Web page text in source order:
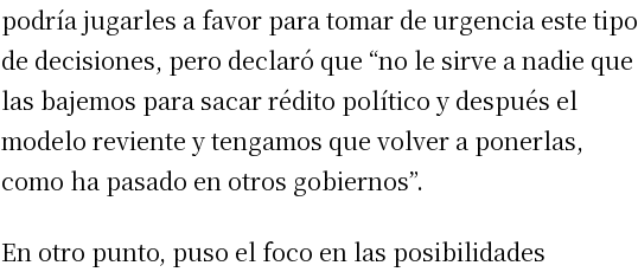
podría jugarles a favor para tomar de urgencia este tipo
de decisiones, pero declaró que “no le sirve a nadie que
las bajemos para sacar rédito político y después el
modelo reviente y tengamos que volver a ponerlas,
como ha pasado en otros gobiernos”.
En otro punto, puso el foco en las posibilidades